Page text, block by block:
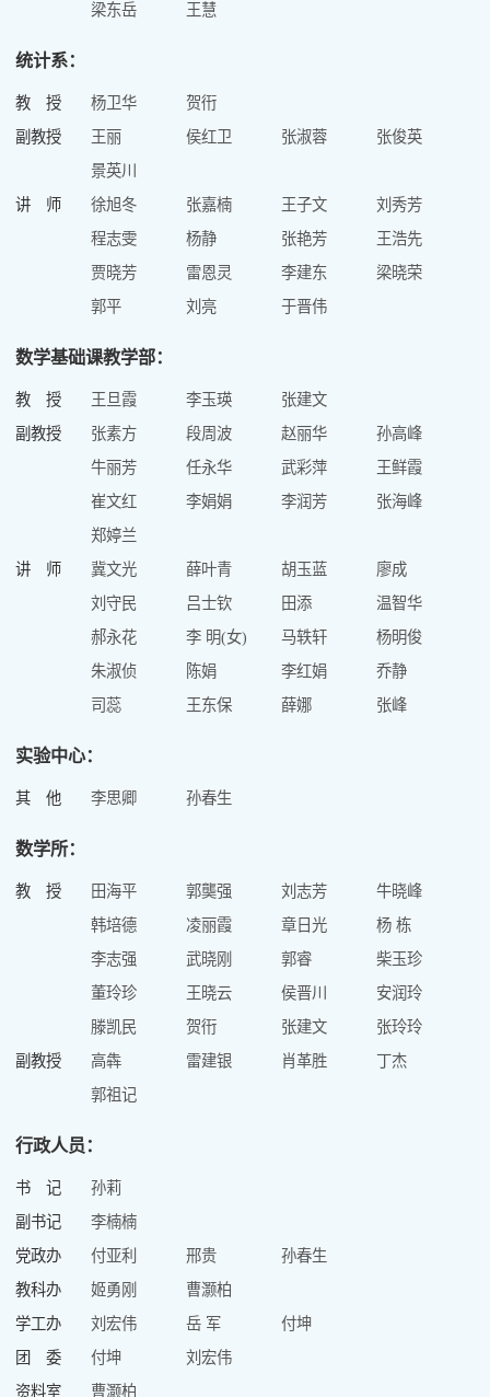
梁东岳
王慧
统计系：
教 授 杨卫华
贺衎
副教授
王丽 侯红卫 张淑蓉
张俊英
景英川
讲 师
徐旭冬 张嘉楠 王子文
刘秀芳
程志雯
杨静 张艳芳
王浩先
贾晓芳
雷恩灵 李建东
梁晓荣
郭平
刘亮 于晋伟
数学基础课教学部：
教 授 王旦霞 李玉瑛
张建文
副教授
张素方 段周波 赵丽华
孙高峰
牛丽芳
任永华 武彩萍
王鲜霞
崔文红
李娟娟 李润芳
张海峰
郑婷兰
讲 师
冀文光 薛叶青 胡玉蓝
廖成
刘守民
吕士钦 田添
温智华
郝永花
李 明(女) 马轶轩
杨明俊
朱淑侦
陈娟 李红娟
乔静
司蕊
王东保 薛娜 张峰
实验中心：
其 他 李思卿 孙春生
数学所：
教 授 田海平 郭龑强 刘志芳
牛晓峰
韩培德
凌丽霞 章日光
杨 栋
李志强
武晓刚 郭睿
柴玉珍
董玲珍
王晓云 侯晋川
安润玲
滕凯民
贺衎 张建文
张玲玲
副教授
高犇 雷建银 肖革胜
丁杰
郭祖记
行政人员：
书 记
孙莉
副书记
李楠楠
党政办
付亚利 邢贵
孙春生
教科办
姬勇刚
曹灏柏
学工办
刘宏伟 岳 军
付坤
团 委
付坤
刘宏伟
资料室
曹灏柏